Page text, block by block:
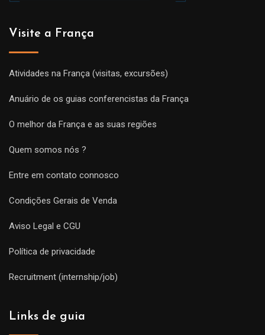
Visite a França
Atividades na França (visitas, excursões)
Anuário de os guias conferencistas da França
O melhor da França e as suas regiões
Quem somos nós ?
Entre em contato connosco
Condições Gerais de Venda
Aviso Legal e CGU
Política de privacidade
Recruitment (internship/job)
Links de guia